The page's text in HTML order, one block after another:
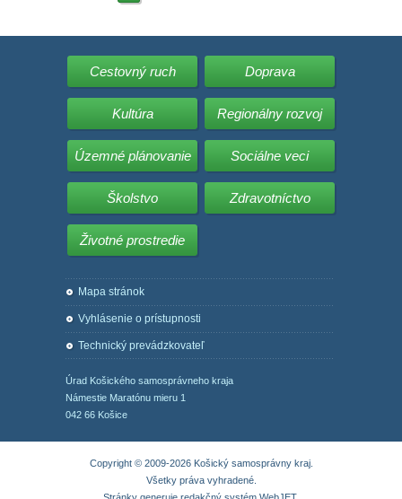
Cestovný ruch Doprava
Kultúra Regionálny rozvoj
Územné plánovanie Sociálne veci
Školstvo Zdravotníctvo
Životné prostredie
Mapa stránok
Vyhlásenie o prístupnosti
Technický prevádzkovateľ
Úrad Košického samosprávneho kraja
Námestie Maratónu mieru 1
042 66 Košice
Copyright © 2009-2026 Košický samosprávny kraj.
Všetky práva vyhradené.